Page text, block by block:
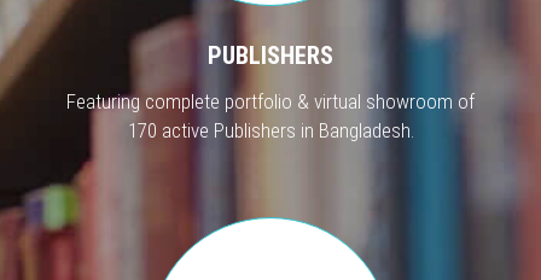
PUBLISHERS
Featuring complete portfolio & virtual showroom of
170 active Publishers in Bangladesh.